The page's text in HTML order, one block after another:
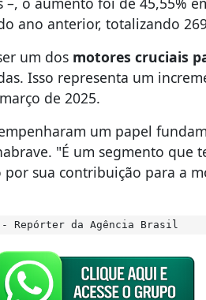
ano anterior, totalizando
um dos motores cruciais
Isso representa um
de 2025.
um papel
"É um segmento que
sua contribuição para a
Repórter da Agência Brasil